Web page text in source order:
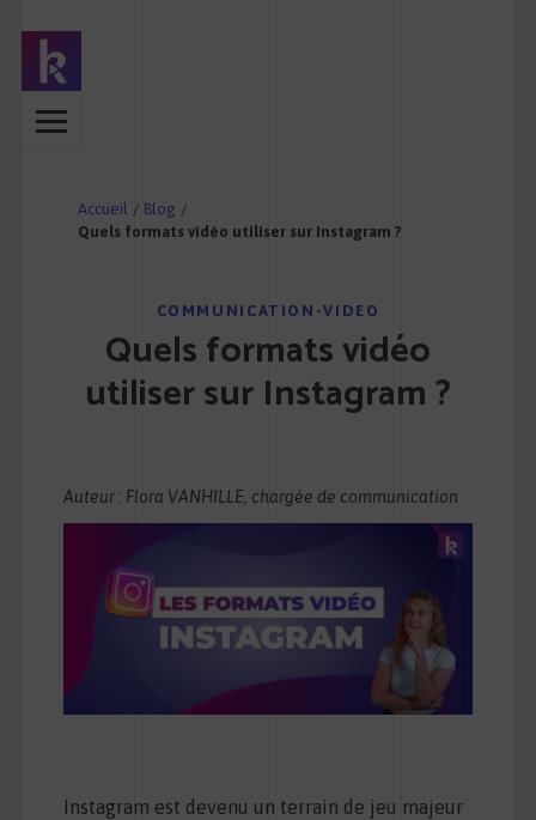
Accueil / Blog /
Quels formats vidéo utiliser sur Instagram ?
COMMUNICATION-VIDEO
Quels formats vidéo
utiliser sur Instagram ?
Auteur : Flora VANHILLE, chargée de communication
Instagram est devenu un terrain de jeu majeur